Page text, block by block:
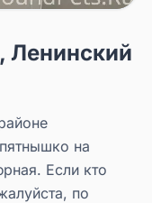
Ленинский
на
Если кто
по